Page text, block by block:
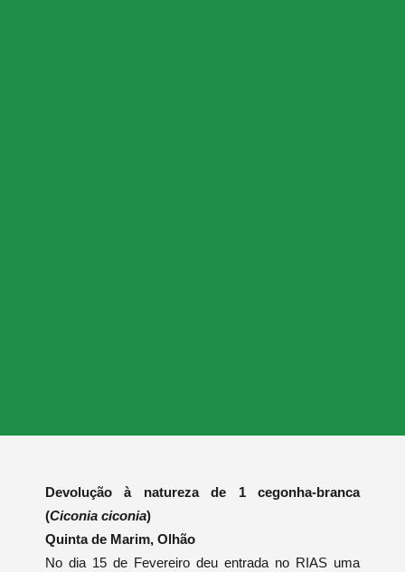
Devolução à natureza de 1 cegonha-branca
(Ciconia ciconia)
Quinta de Marim, Olhão
No dia 15 de Fevereiro deu entrada no RIAS uma